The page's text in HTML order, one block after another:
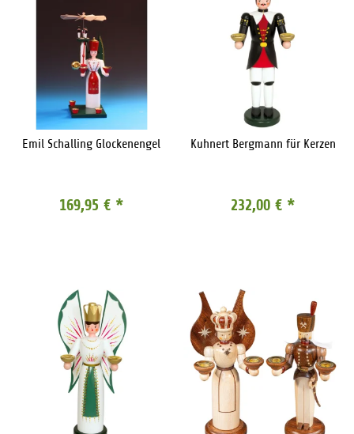
Emil Schalling Glockenengel
169,95 € *
Kuhnert Bergmann für Kerzen
232,00 € *